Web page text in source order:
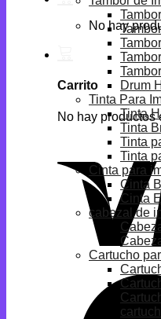
No hay
Carrito
No hay productos
Drum
Tinta Para
Tinta
Tinta
Tinta
Tinta
Cinta para
Cinta
Cinta
cabezal de
Cartucho